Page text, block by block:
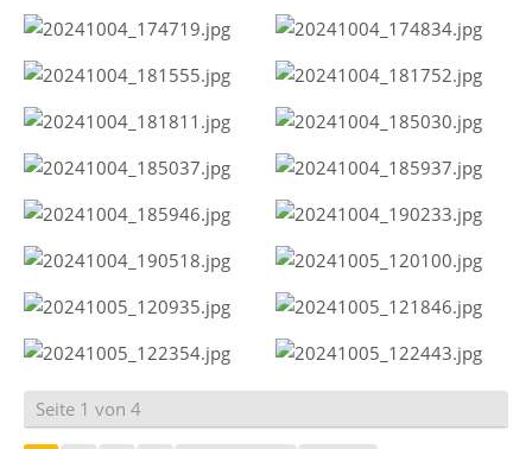
Seite 1 von 4